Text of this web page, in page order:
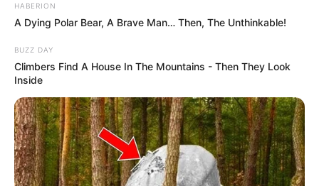
HABERION
A Dying Polar Bear, A Brave Man… Then, The Unthinkable!
BUZZ DAY
Climbers Find A House In The Mountains - Then They Look
Inside